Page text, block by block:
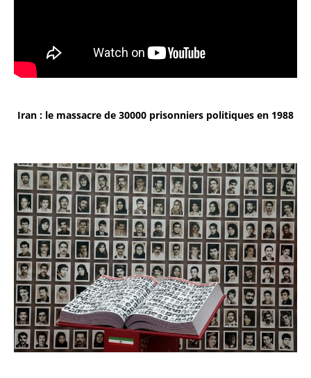
Iran : le massacre de 30000 prisonniers politiques en 1988